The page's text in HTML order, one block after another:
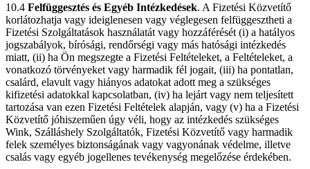
10.4 Felfüggesztés és Egyéb Intézkedések. A Fizetési Közvetítő
korlátozhatja vagy ideiglenesen vagy véglegesen felfüggesztheti a
Fizetési Szolgáltatások használatát vagy hozzáférését (i) a hatályos
jogszabályok, bírósági, rendőrségi vagy más hatósági intézkedés
miatt, (ii) ha Ön megszegte a Fizetési Feltételeket, a Feltételeket, a
vonatkozó törvényeket vagy harmadik fél jogait, (iii) ha pontatlan,
csalárd, elavult vagy hiányos adatokat adott meg a szükséges
kifizetési adatokkal kapcsolatban, (iv) ha lejárt vagy nem teljesített
tartozása van ezen Fizetési Feltételek alapján, vagy (v) ha a Fizetési
Közvetítő jóhiszeműen úgy véli, hogy az intézkedés szükséges
Wink, Szálláshely Szolgáltatók, Fizetési Közvetítő vagy harmadik
felek személyes biztonságának vagy vagyonának védelme, illetve
csalás vagy egyéb jogellenes tevékenység megelőzése érdekében.